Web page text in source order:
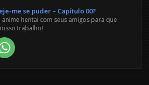
me se puder – Capítulo 00?
hentai com seus amigos para que
trabalho!